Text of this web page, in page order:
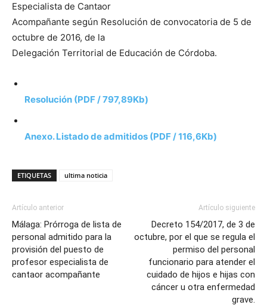
Especialista de Cantaor
Acompañante según Resolución de convocatoria de 5 de
octubre de 2016, de la
Delegación Territorial de Educación de Córdoba.
Resolución (PDF / 797,89Kb)
Anexo. Listado de admitidos (PDF / 116,6Kb)
ETIQUETAS ultima noticia
Artículo anterior
Málaga: Prórroga de lista de
personal admitido para la
provisión del puesto de
profesor especialista de
cantaor acompañante
Artículo siguiente
Decreto 154/2017, de 3 de
octubre, por el que se regula el
permiso del personal
funcionario para atender el
cuidado de hijos e hijas con
cáncer u otra enfermedad
grave.